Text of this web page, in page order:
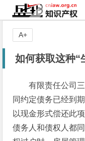
如何获取这种“
有限责任公司
同约定债务已经到
以现金形式偿还此
债务人和债权人都
A+